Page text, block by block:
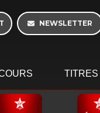
NEWSLETTER